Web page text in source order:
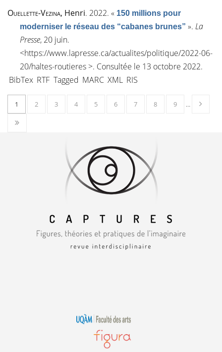
Ouellette-Vezina, Henri. 2022. « 150 millions pour
moderniser le réseau des “cabanes brunes” ». La
Presse, 20 juin.
<https://www.lapresse.ca/actualites/politique/2022-06-
20/haltes-routieres >. Consultée le 13 octobre 2022.
BibTex RTF Tagged MARC XML RIS
1 2 3 4 5 6 7 8 9 …